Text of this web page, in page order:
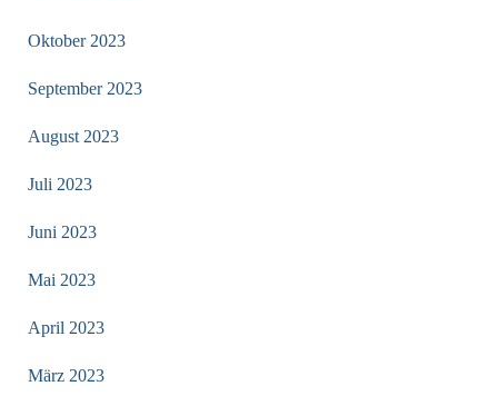
Oktober 2023
September 2023
August 2023
Juli 2023
Juni 2023
Mai 2023
April 2023
März 2023